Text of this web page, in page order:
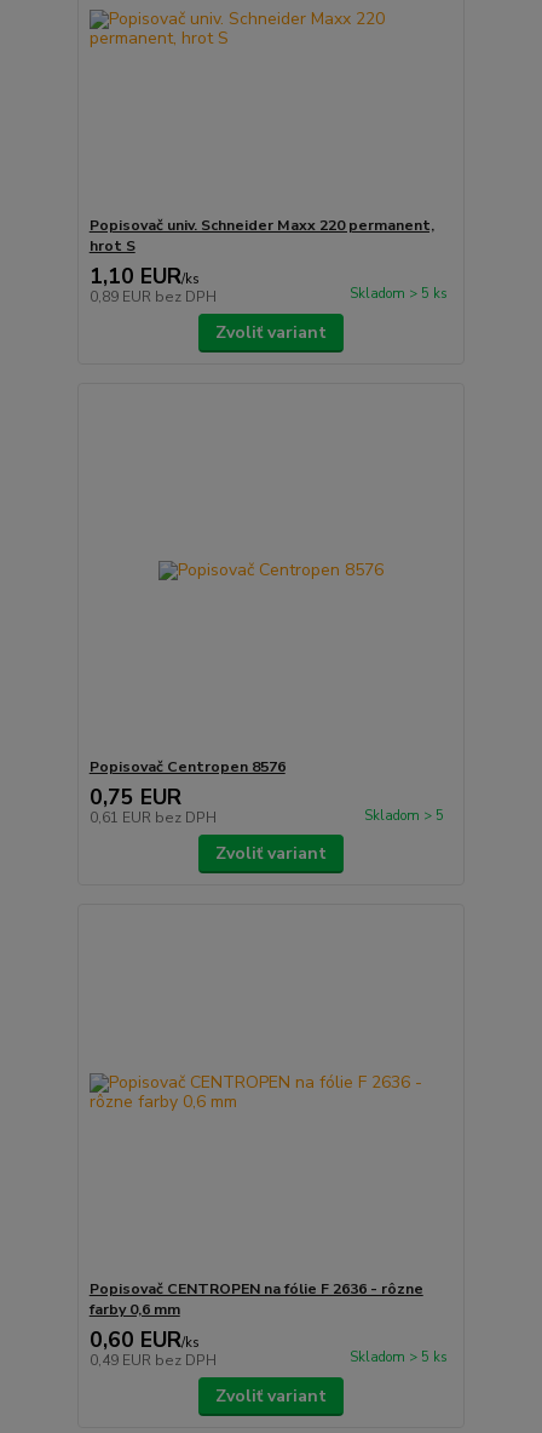
Popisovač univ. Schneider Maxx 220 permanent,
hrot S
1,10 EUR/ks
0,89 EUR bez DPH Skladom > 5 ks
Zvoliť variant
Popisovač Centropen 8576
0,75 EUR
0,61 EUR bez DPH Skladom > 5
Zvoliť variant
Popisovač CENTROPEN na fólie F 2636 - rôzne
farby 0,6 mm
0,60 EUR/ks
0,49 EUR bez DPH Skladom > 5 ks
Zvoliť variant